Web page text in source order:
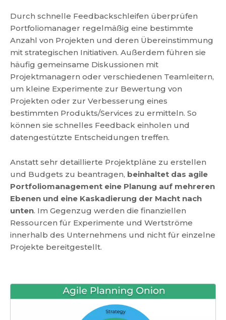
Durch schnelle Feedbackschleifen überprüfen
Portfoliomanager regelmäßig eine bestimmte
Anzahl von Projekten und deren Übereinstimmung
mit strategischen Initiativen. Außerdem führen sie
häufig gemeinsame Diskussionen mit
Projektmanagern oder verschiedenen Teamleitern,
um kleine Experimente zur Bewertung von
Projekten oder zur Verbesserung eines
bestimmten Produkts/Services zu ermitteln. So
können sie schnelles Feedback einholen und
datengestützte Entscheidungen treffen.
Anstatt sehr detaillierte Projektpläne zu erstellen
und Budgets zu beantragen, beinhaltet das agile
Portfoliomanagement eine Planung auf mehreren
Ebenen und eine Kaskadierung der Macht nach
unten. Im Gegenzug werden die finanziellen
Ressourcen für Experimente und Wertströme
innerhalb des Unternehmens und nicht für einzelne
Projekte bereitgestellt.